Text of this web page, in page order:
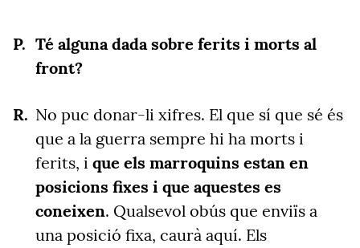
Té alguna dada sobre ferits i morts al
front?
No puc donar-li xifres. El que sí que sé és
que a la guerra sempre hi ha morts i
ferits, i que els marroquins estan en
posicions fixes i que aquestes es
coneixen. Qualsevol obús que enviïs a
una posició fixa, caurà aquí. Els